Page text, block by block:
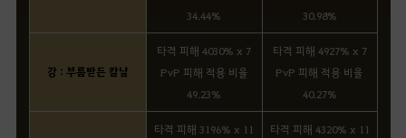
34.44%
30.98%
강 : 부름받든 칼날
타격 피해 4030% x 7
PvP 피해 적용 비율
49.23%
타격 피해 4927% x 7
PvP 피해 적용 비율
40.27%
타격 피해 3196% x 11
타격 피해 4320% x 11